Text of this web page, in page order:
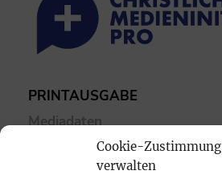
Cookie-Zustimmung
verwalten
PRINTAUSGABE
Mediadaten
PROKOMPAKT